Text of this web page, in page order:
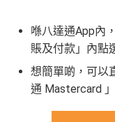
喺八達通App內
賬及付款」內點
想簡單啲，可以
通 Mastercard